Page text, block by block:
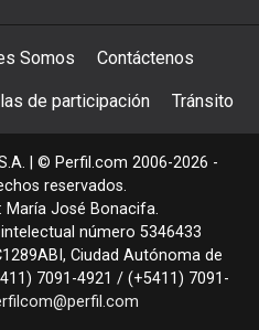
Somos Contáctenos
de participación Tránsito
| © Perfil.com 2006-2026 -
reservados.
María José Bonacifa.
número 5346433
, Ciudad Autónoma de
7091-4921 / (+5411) 7091-